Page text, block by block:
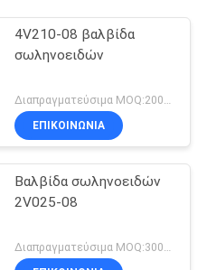
4V210-08 βαλβίδα
σωληνοειδών
Διαπραγματεύσιμα MOQ:200pcs
ΕΠΙΚΟΙΝΩΝΙΑ
Βαλβίδα σωληνοειδών
2V025-08
Διαπραγματεύσιμα MOQ:300pcs